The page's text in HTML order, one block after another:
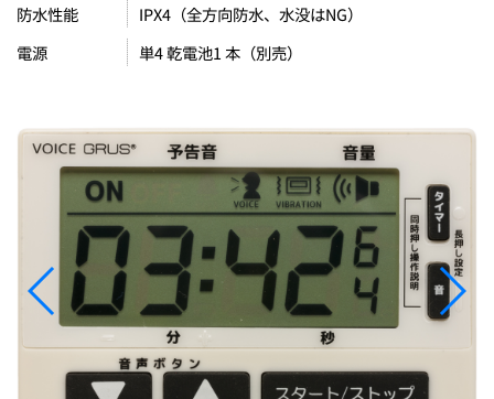
防水性能 IPX4（全方向防水、水没はNG）
電源 単4 乾電池1 本（別売）